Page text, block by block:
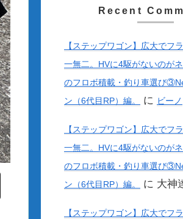
Recent
【ステップワゴン】広大でフ
一無二。HVに4駆がないのが
のフロボ積載・釣り車選び
ン（6代目RP）編。
に ビーノ
【ステップワゴン】広大でフ
一無二。HVに4駆がないのが
のフロボ積載・釣り車選び
ン（6代目RP）編。
に 大神
【ステップワゴン】広大でフ